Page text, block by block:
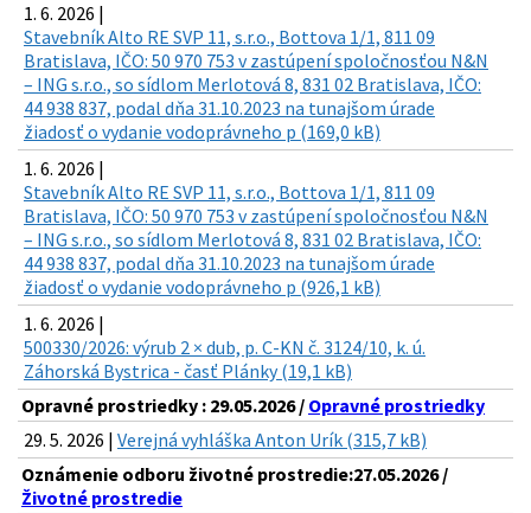
1. 6. 2026 |
Stavebník Alto RE SVP 11, s.r.o., Bottova 1/1, 811 09
Bratislava, IČO: 50 970 753 v zastúpení spoločnosťou N&N
– ING s.r.o., so sídlom Merlotová 8, 831 02 Bratislava, IČO:
44 938 837, podal dňa 31.10.2023 na tunajšom úrade
žiadosť o vydanie vodoprávneho p (169,0 kB)
1. 6. 2026 |
Stavebník Alto RE SVP 11, s.r.o., Bottova 1/1, 811 09
Bratislava, IČO: 50 970 753 v zastúpení spoločnosťou N&N
– ING s.r.o., so sídlom Merlotová 8, 831 02 Bratislava, IČO:
44 938 837, podal dňa 31.10.2023 na tunajšom úrade
žiadosť o vydanie vodoprávneho p (926,1 kB)
1. 6. 2026 |
500330/2026: výrub 2 × dub, p. C-KN č. 3124/10, k. ú.
Záhorská Bystrica - časť Plánky (19,1 kB)
Opravné prostriedky : 29.05.2026 / Opravné prostriedky
29. 5. 2026 | Verejná vyhláška Anton Urík (315,7 kB)
Oznámenie odboru životné prostredie:27.05.2026 /
Životné prostredie